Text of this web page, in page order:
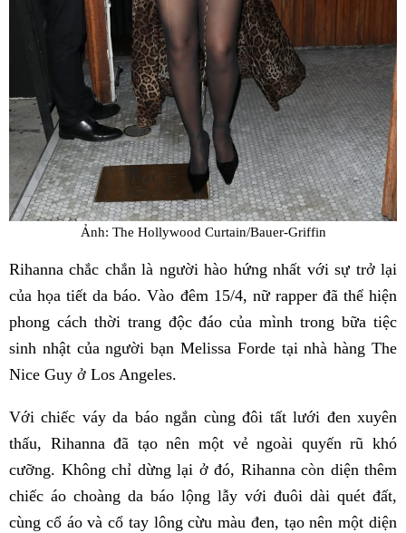
Ảnh: The Hollywood Curtain/Bauer-Griffin
Rihanna chắc chắn là người hào hứng nhất với sự trở lại
của họa tiết da báo. Vào đêm 15/4, nữ rapper đã thể hiện
phong cách thời trang độc đáo của mình trong bữa tiệc
sinh nhật của người bạn Melissa Forde tại nhà hàng The
Nice Guy ở Los Angeles.
Với chiếc váy da báo ngắn cùng đôi tất lưới đen xuyên
thấu, Rihanna đã tạo nên một vẻ ngoài quyến rũ khó
cưỡng. Không chỉ dừng lại ở đó, Rihanna còn diện thêm
chiếc áo choàng da báo lộng lẫy với đuôi dài quét đất,
cùng cổ áo và cổ tay lông cừu màu đen, tạo nên một diện